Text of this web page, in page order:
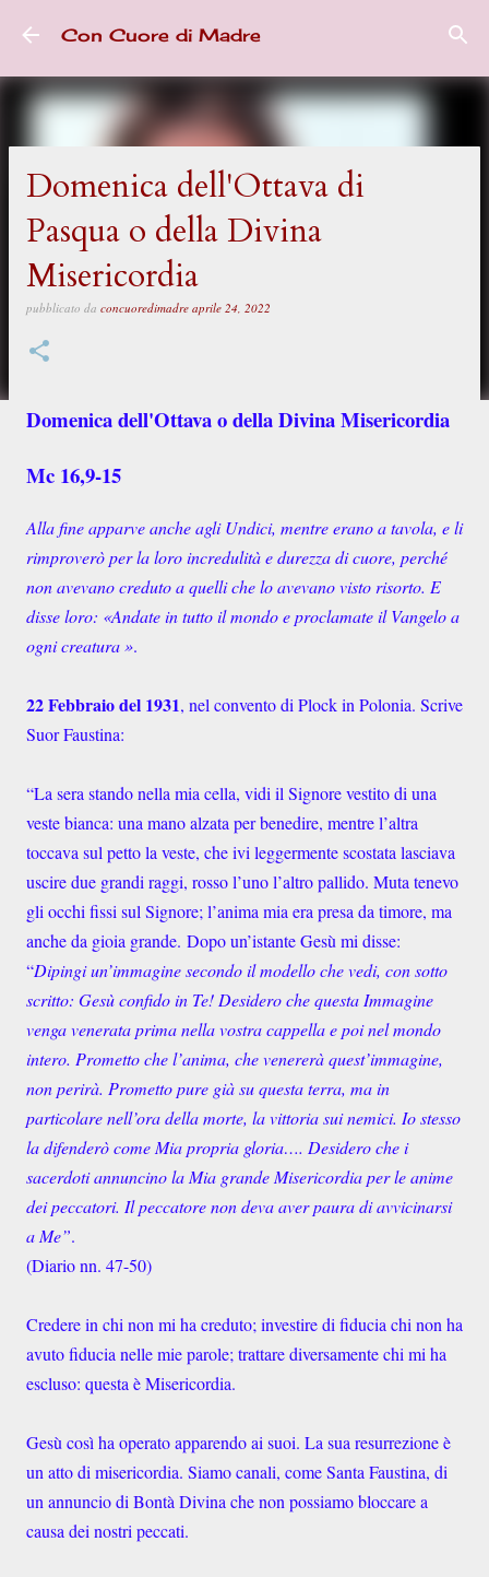
Passa ai contenuti principali
Con Cuore di Madre
Domenica dell'Ottava di
Pasqua o della Divina
Misericordia
pubblicato da concuoredimadre aprile 24, 2022
Domenica dell'Ottava o della Divina Misericordia
Mc 16,9-15
Alla fine apparve anche agli Undici, mentre erano a tavola, e li
rimproverò per la loro incredulità e durezza di cuore, perché
non avevano creduto a quelli che lo avevano visto risorto. E
disse loro: «Andate in tutto il mondo e proclamate il Vangelo a
ogni creatura ».
22 Febbraio del 1931, nel convento di Plock in Polonia. Scrive
Suor Faustina:
“La sera stando nella mia cella, vidi il Signore vestito di una
veste bianca: una mano alzata per benedire, mentre l’altra
toccava sul petto la veste, che ivi leggermente scostata lasciava
uscire due grandi raggi, rosso l’uno l’altro pallido. Muta tenevo
gli occhi fissi sul Signore; l’anima mia era presa da timore, ma
anche da gioia grande. Dopo un’istante Gesù mi disse:
“Dipingi un’immagine secondo il modello che vedi, con sotto
scritto: Gesù confido in Te! Desidero che questa Immagine
venga venerata prima nella vostra cappella e poi nel mondo
intero. Prometto che l’anima, che venererà quest’immagine,
non perirà. Prometto pure già su questa terra, ma in
particolare nell’ora della morte, la vittoria sui nemici. Io stesso
la difenderò come Mia propria gloria…. Desidero che i
sacerdoti annuncino la Mia grande Misericordia per le anime
dei peccatori. Il peccatore non deva aver paura di avvicinarsi
a Me”.
(Diario nn. 47-50)
Credere in chi non mi ha creduto; investire di fiducia chi non ha
avuto fiducia nelle mie parole; trattare diversamente chi mi ha
escluso: questa è Misericordia.
Gesù così ha operato apparendo ai suoi. La sua resurrezione è
un atto di misericordia. Siamo canali, come Santa Faustina, di
un annuncio di Bontà Divina che non possiamo bloccare a
causa dei nostri peccati.